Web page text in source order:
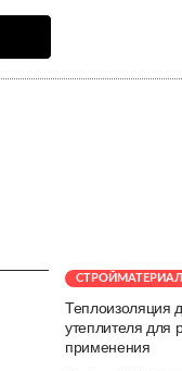
Теплоизоляция
утеплителя для
применения